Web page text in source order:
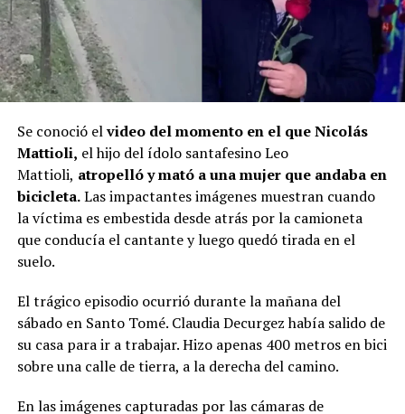
Se conoció elvideo del momento en el queNicolás
Mattioli, el hijo del ídolo santafesino Leo
Mattioli, atropelló y mató a una mujer que andaba en
bicicleta.Las impactantes imágenes muestran cuando
la víctima es embestida desde atrás por la camioneta
que conducía el cantante y luego quedó tirada en el
suelo.
El trágico episodio ocurrió durante la mañana del
sábado en Santo Tomé. Claudia Decurgez había salido de
su casa para ir a trabajar. Hizo apenas 400 metros en bici
sobre una calle de tierra, a la derecha del camino.
En las imágenes capturadas por las cámaras de